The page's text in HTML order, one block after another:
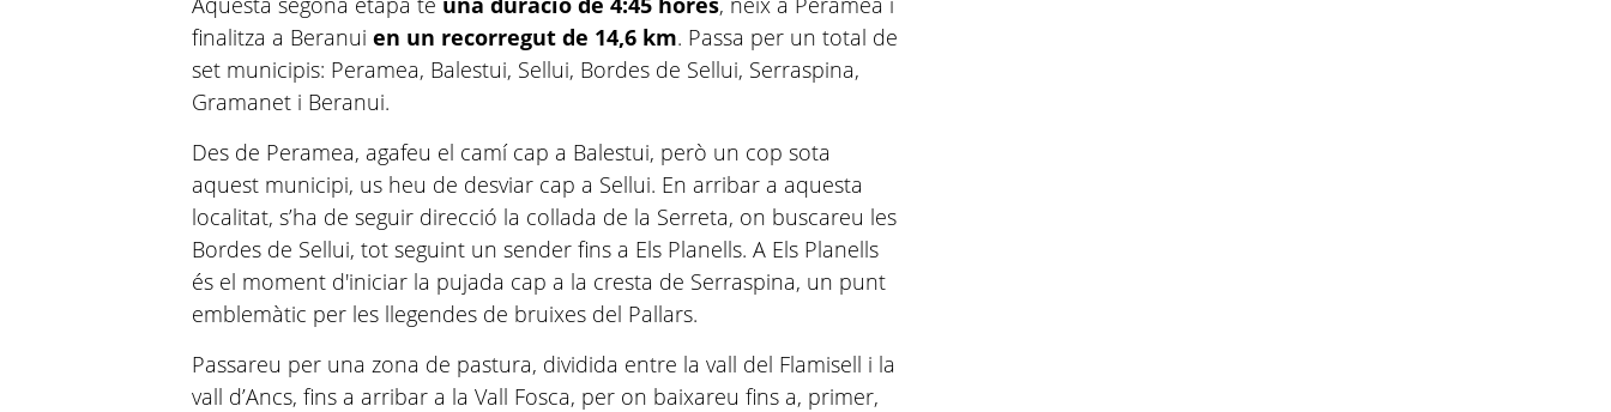
finalitza a Beranuien un recorregut de 14,6 km. Passa per un total de
set municipis: Peramea, Balestui, Sellui, Bordes de Sellui, Serraspina,
Gramanet i Beranui.
Des de Peramea, agafeu el camí cap a Balestui, però un cop sota
aquest municipi, us heu de desviar cap a Sellui. En arribar a aquesta
localitat, s’ha de seguir direcció la collada de la Serreta, on buscareu les
Bordes de Sellui, tot seguint un sender fins a Els Planells. A Els Planells
és el moment d'iniciar la pujada cap a la cresta de Serraspina, un punt
emblemàtic per les llegendes de bruixes del Pallars.
Passareu per una zona de pastura, dividida entre la vall del Flamisell i la
vall d’Ancs, fins a arribar a la Vall Fosca, per on baixareu fins a, primer,